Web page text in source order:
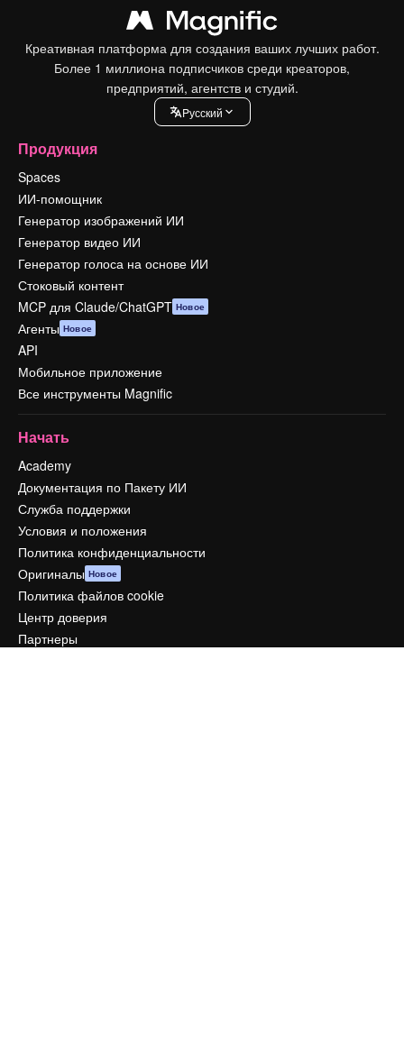
Креативная платформа для создания ваших лучших работ.
Более 1 миллиона подписчиков среди креаторов,
предприятий, агентств и студий.
Pусский
Продукция
Spaces
ИИ-помощник
Генератор изображений ИИ
Генератор видео ИИ
Генератор голоса на основе ИИ
Стоковый контент
MCP для Claude/ChatGPT Новое
Агенты Новое
API
Мобильное приложение
Все инструменты Magnific
Начать
Academy
Документация по Пакету ИИ
Служба поддержки
Условия и положения
Политика конфиденциальности
Оригиналы Новое
Политика файлов cookie
Центр доверия
Партнеры